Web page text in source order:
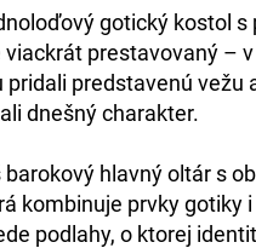
gotický kostol
prestavovaný –
pridali predstavenú
dnešný charakter.
barokový hlavný oltár s
kombinuje prvky gotiky
podlahy, o ktorej